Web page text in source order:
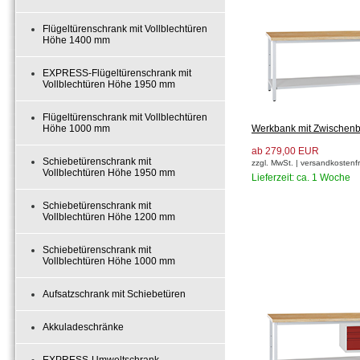
Flügeltürenschrank mit Vollblechtüren
Höhe 1400 mm
EXPRESS-Flügeltürenschrank mit
Vollblechtüren Höhe 1950 mm
Flügeltürenschrank mit Vollblechtüren
Höhe 1000 mm
Schiebetürenschrank mit
Vollblechtüren Höhe 1950 mm
Schiebetürenschrank mit
Vollblechtüren Höhe 1200 mm
Schiebetürenschrank mit
Vollblechtüren Höhe 1000 mm
Aufsatzschrank mit Schiebetüren
Akkuladeschränke
Werkbank mit
ab 279,00 EUR
zzgl. MwSt. |
Lieferzeit: ca. 1 Woche